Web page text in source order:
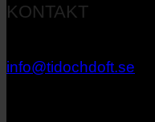
KONTAKT
info@tidochdoft.se